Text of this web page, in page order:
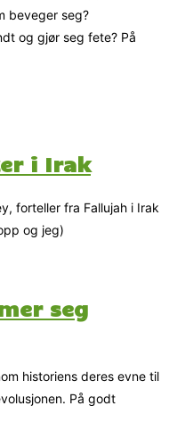
beveger seg?
og gjør seg fete? På
i Irak
forteller fra Fallujah i Irak
og jeg)
seg
historiens deres evne til
På godt